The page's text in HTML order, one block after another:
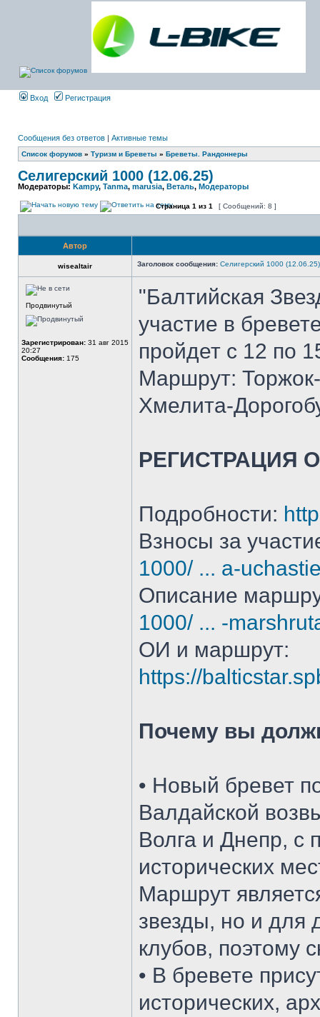
Вход Регистрация
Сообщения без ответов | Активные темы
Список форумов » Туризм и Бреветы » Бреветы. Рандоннеры
Селигерский 1000 (12.06.25)
Модераторы: Kampy, Tanma, marusia, Веталь, Модераторы
Страница 1 из 1 [ Сообщений: 8 ]
Автор
wisealtair Заголовок сообщения: Селигерский 1000 (12.06.25)
Продвинутый
Зарегистрирован: 31 авг 2015
20:27
Сообщения: 175
"Балтийская
участие в
пройдет с 12 по
Маршрут:
Хмелита-
РЕГИСТРАЦИЯ
Подробности:
Взносы за
1000/ ... a-
Описание
1000/ ... -
ОИ и маршрут:
https://
Почему вы
• Новый бревет
Валдайской
Волга и Днепр, с
исторических
Маршрут
звезды, но и для
клубов, поэтому
• В бревете
исторических,